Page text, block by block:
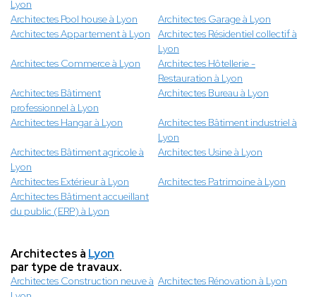
Lyon
Architectes Pool house à Lyon
Architectes Garage à Lyon
Architectes Appartement à Lyon
Architectes Résidentiel collectif à
Lyon
Architectes Commerce à Lyon
Architectes Hôtellerie -
Restauration à Lyon
Architectes Bâtiment
professionnel à Lyon
Architectes Bureau à Lyon
Architectes Hangar à Lyon
Architectes Bâtiment industriel à
Lyon
Architectes Bâtiment agricole à
Lyon
Architectes Usine à Lyon
Architectes Extérieur à Lyon
Architectes Patrimoine à Lyon
Architectes Bâtiment accueillant
du public (ERP) à Lyon
Architectes à Lyon
par type de travaux.
Architectes Construction neuve à Architectes Rénovation à Lyon